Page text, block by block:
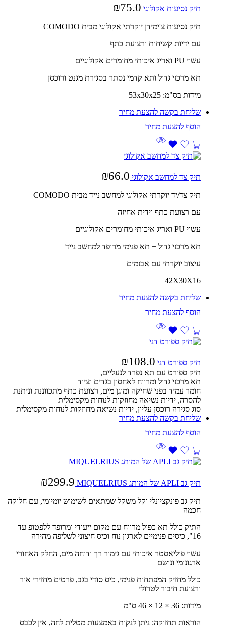
תיק נסיעות אקולוגי ₪75.0
תיק נסיעות צ'ימידן יוקרתי אקולוגי מבית COMODO
עם ידיות קשיחות ורצועת כתף
עשוי PU ואריג איכותי מחומרים אקולוגיים
תא מרכזי גדול ותא קדמי נסתר בסגירת מגנט ורוכסן
מידות בס"מ: 53x30x25
שליחת בקשה להצעת מחיר
תיק צד למחשב אקולוגי ₪66.0
תיק צד/יד יוקרתי אקולוגי למחשב נייד מבית COMODO
עם רצועת כתף וידית אחיזה
עשוי PU ואריג איכותי מחומרים אקולוגיים
תא מרכזי גדול + תא פנימי מרופד למחשב נייד
עיצוב יוקרתי עם אבזמים
42X30X16
שליחת בקשה להצעת מחיר
תיק ספורט דני ₪108.0
תיק ספורט עם תא נפרד לנעליים,
תא מרכזי גדול ומרווח לאחסון בגדים וציוד
חומר עמיד בפני שחיקה ומוגן מים, רצועת כתף מתכווננת וניתנת
להסרה, ידיות נשיאה מחוזקות לנוחות מקסימלית
סוג סגירה רוכסן עליון, ידיות נשיאה מחוזקות לנוחות מקסימלית
שליחת בקשה להצעת מחיר
תיק גב APLI של המותג MIQUELRIUS ₪299.9
תיק גב פונקציונלי וקל משקל שמתאים לשימוש יומיומי, עם חלוקה
חכמה
התיק כולל תא כפול מרווח עם מקום ייעודי ומרופד ללפטופ עד
16", כיסים פנימיים לארגון נוח וכיס חיצוני לשליפה מהירה
עשוי פוליאסטר איכותי עם גימור רך ודוחה מים, החלק האחורי
ארגונומי ונושם
כולל מחזיק המפתחות פנימי, כיס סודי בגב, פרטים מחזירי אור
ורצועת חיבור לטרולי
מידות: 36 × 12 × 46 ס"מ
הוראות תחזוקה: ניתן לנקות באמצעות מטלית לחה, אין לכבס